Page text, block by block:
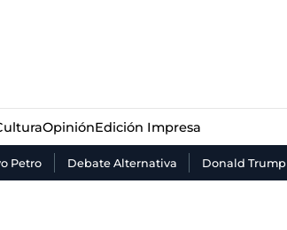
OpiniónEdición Impresa
Petro Debate Alternativa Donald Trump